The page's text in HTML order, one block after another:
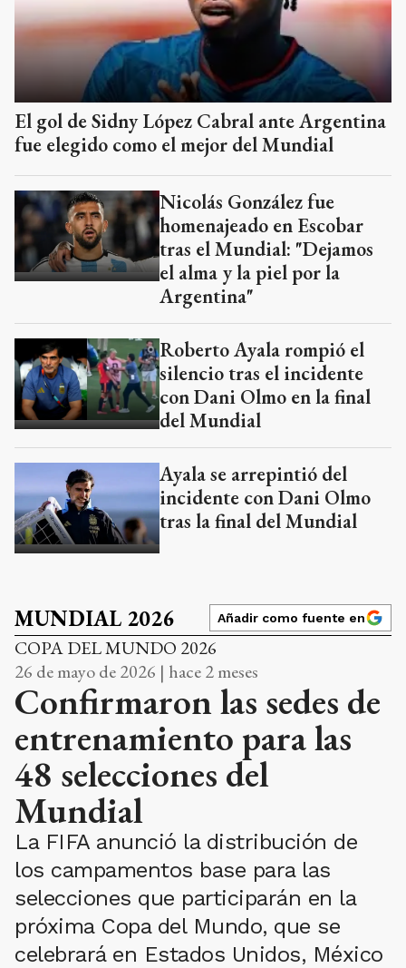
El gol de Sidny López Cabral ante Argentina
fue elegido como el mejor del Mundial
Nicolás González fue
homenajeado en Escobar
tras el Mundial: "Dejamos
el alma y la piel por la
Argentina"
Roberto Ayala rompió el
silencio tras el incidente
con Dani Olmo en la final
del Mundial
Ayala se arrepintió del
incidente con Dani Olmo
tras la final del Mundial
MUNDIAL 2026 Añadir como fuente en
COPA DEL MUNDO 2026
26 de mayo de 2026 | hace 2 meses
Confirmaron las sedes de
entrenamiento para las
48 selecciones del
Mundial
La FIFA anunció la distribución de
los campamentos base para las
selecciones que participarán en la
próxima Copa del Mundo, que se
celebrará en Estados Unidos, México